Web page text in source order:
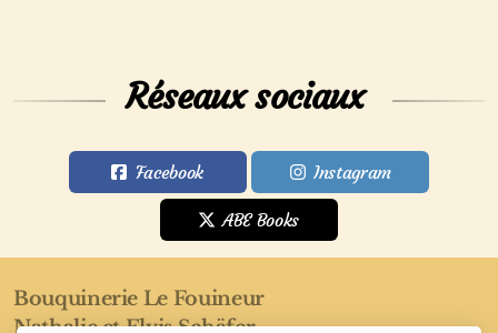
Réseaux sociaux
Facebook Instagram
ABE Books
Bouquinerie Le Fouineur
Nathalie et Elvis Schäfer